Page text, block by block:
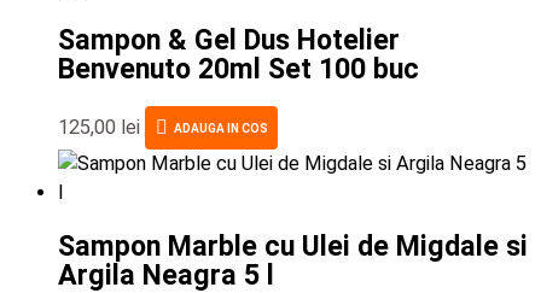
Sampon & Gel Dus Hotelier
Benvenuto 20ml Set 100 buc
125,00 lei ADAUGA IN COS
Sampon Marble cu Ulei de Migdale si
Argila Neagra 5 l